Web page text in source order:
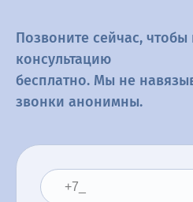
Позвоните сейчас, чтобы
консультацию
бесплатно. Мы не
звонки анонимны.